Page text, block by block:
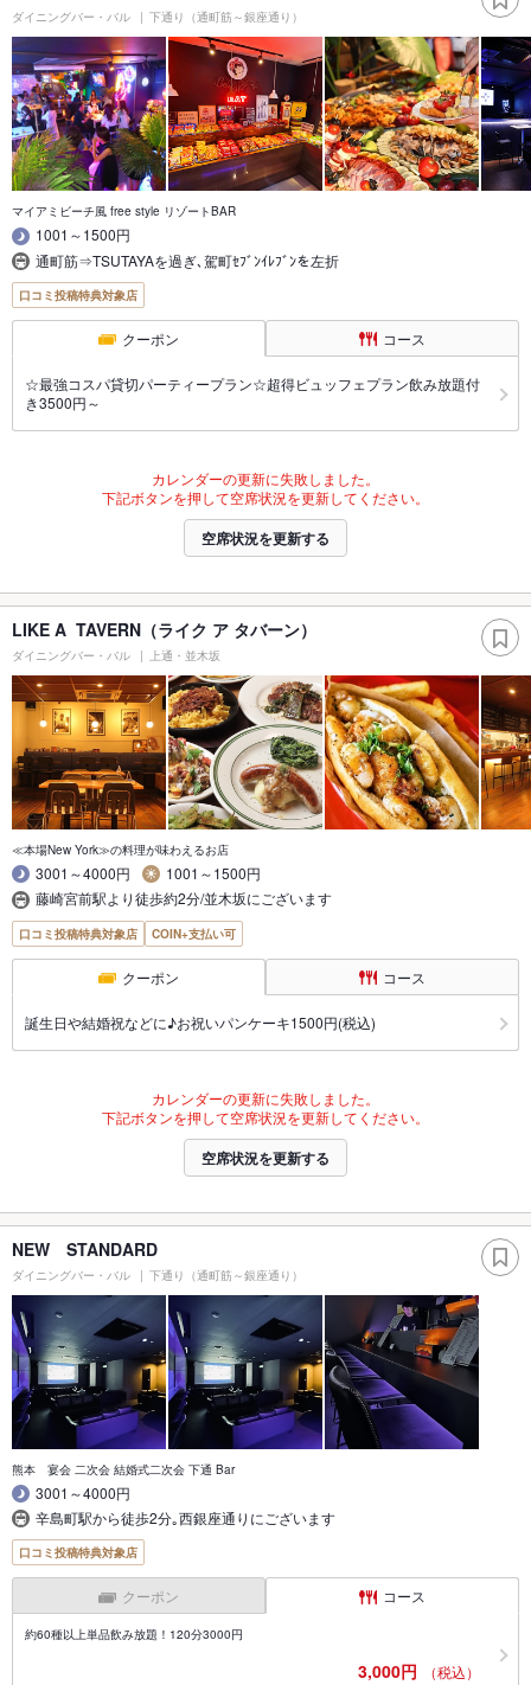
ダイニングバー・バル 下通り（通町筋～銀座通り）
マイアミビーチ風 free style リゾートBAR
1001～1500円
通町筋⇒TSUTAYAを過ぎ､駕町ｾﾌﾞﾝｲﾚﾌﾞﾝを左折
口コミ投稿特典対象店
クーポン コース
☆最強コスパ貸切パーティープラン☆超得ビュッフェプラン飲み放題付
き3500円～
カレンダーの更新に失敗しました。
下記ボタンを押して空席状況を更新してください。
空席状況を更新する
LIKE A TAVERN（ライク ア タバーン）
ダイニングバー・バル 上通・並木坂
≪本場New York≫の料理が味わえるお店
3001～4000円
1001～1500円
藤崎宮前駅より徒歩約2分/並木坂にございます
口コミ投稿特典対象店 COIN+支払い可
クーポン コース
誕生日や結婚祝などに♪お祝いパンケーキ1500円(税込)
カレンダーの更新に失敗しました。
下記ボタンを押して空席状況を更新してください。
空席状況を更新する
NEW STANDARD
ダイニングバー・バル 下通り（通町筋～銀座通り）
熊本 宴会 二次会 結婚式二次会 下通 Bar
3001～4000円
辛島町駅から徒歩2分｡西銀座通りにございます
口コミ投稿特典対象店
クーポン コース
約60種以上単品飲み放題！120分3000円
3,000円 （税込）